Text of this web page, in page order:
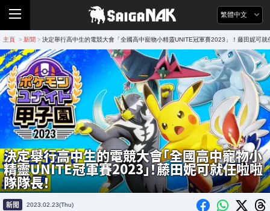
繁體中文
主頁 > 新聞 > 決定舉行高中生的電競大會「全國高中寵物小精靈UNITE冠軍賽2023」！藤田妮可就
決定舉行高中生的電競大會「全國高中寵物小
精靈UNITE冠軍賽2023」！藤田妮可就任啦啦
隊隊長！
新聞 2023.02.23(Thu)